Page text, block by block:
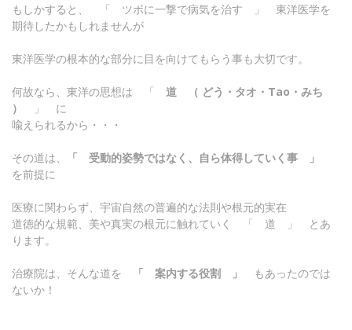
もしかすると、 「 ツボに一撃で病気を治す 」 東洋医学を
期待したかもしれませんが
東洋医学の根本的な部分に目を向けてもらう事も大切です。
何故なら、東洋の思想は 「 道 （ どう・タオ・Tao・みち
）
」 に
喩えられるから・・・
その道は、
「 受動的姿勢ではなく、自ら体得していく事 」
を前提に
医療に関わらず、宇宙自然の普遍的な法則や根元的実在
道徳的な規範、美や真実の根元に触れていく 「 道 」 とあ
ります。
治療院は、そんな道を 「 案内する役割 」
もあったのでは
ないか！